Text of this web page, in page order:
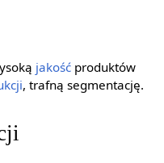
jakość produktów
, trafną segmentację.